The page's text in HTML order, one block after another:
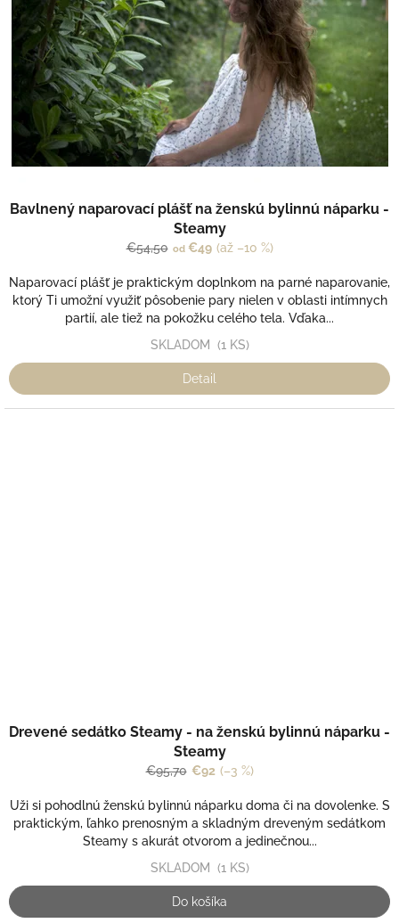
Bavlnený naparovací plášť na ženskú bylinnú náparku -
Steamy
€54,50 od€49 (až –10 %)
Naparovací plášť je praktickým doplnkom na parné naparovanie,
ktorý Ti umožní využiť pôsobenie pary nielen v oblasti intímnych
partií, ale tiež na pokožku celého tela. Vďaka...
SKLADOM (1 KS)
Detail
Drevené sedátko Steamy - na ženskú bylinnú náparku -
Steamy
€95,70 €92 (–3 %)
Uži si pohodlnú ženskú bylinnú náparku doma či na dovolenke. S
praktickým, ľahko prenosným a skladným dreveným sedátkom
Steamy s akurát otvorom a jedinečnou...
SKLADOM (1 KS)
Do košíka